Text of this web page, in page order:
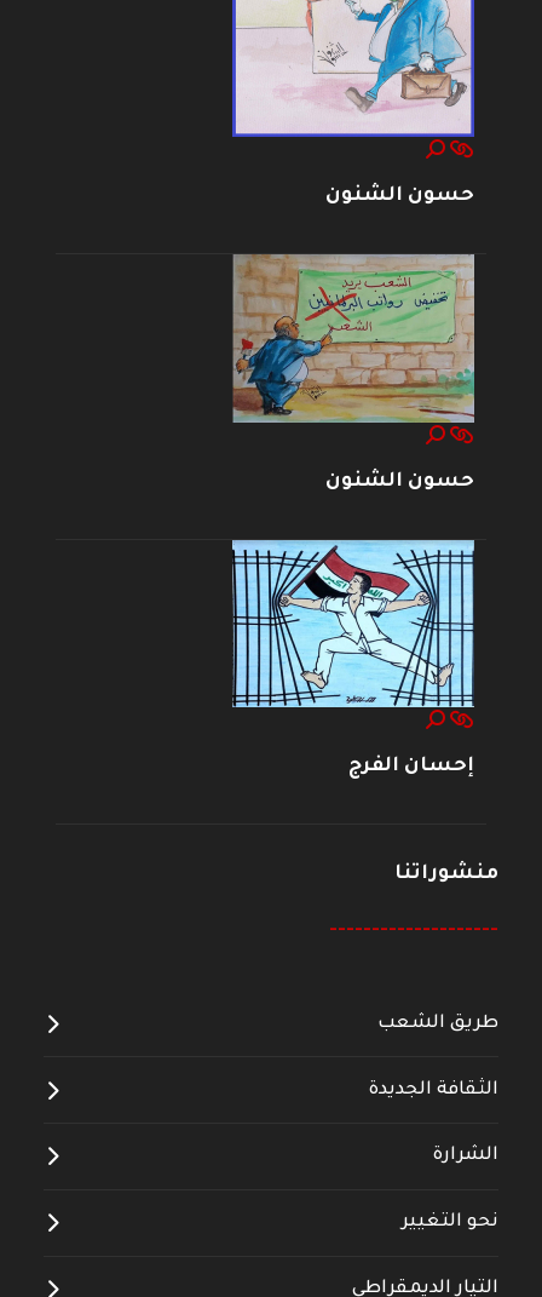
حسون الشنون
حسون الشنون
إحسان الفرج
منشوراتنا
--------------------
طريق الشعب
الثقافة الجديدة
الشرارة
نحو التغيير
التيار الديمقراطي